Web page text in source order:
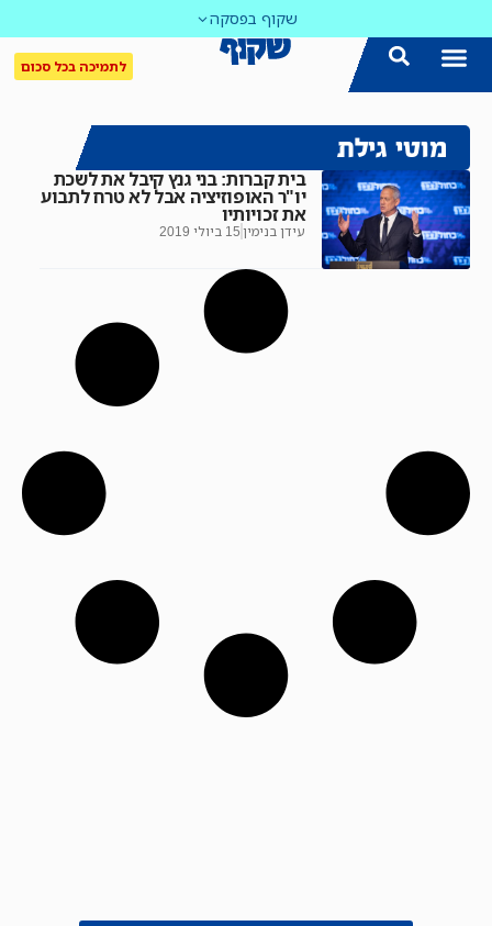
שקוף בפסקה
לתמיכה בכל סכום
מוטי גילת
בית קברות: בני גנץ קיבל את לשכת
יו"ר האופוזיציה אבל לא טרח לתבוע
את זכויותיו
עידן בנימין 15 ביולי 2019